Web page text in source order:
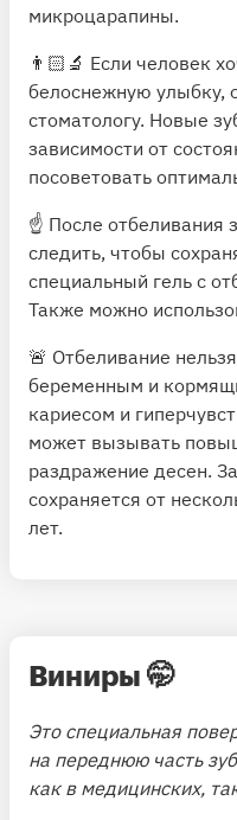
микроцарапины.
👨🏻‍🔬 Если человек
белоснежную улыбку,
стоматологу. Новые
зависимости от
посоветовать
☝️ После отбеливания
следить, чтобы
специальный гель с
Также можно
🚨 Отбеливание
беременным и
кариесом и
может вызывать
раздражение десен.
сохраняется от
лет.
Виниры 🤭
Это специальная
на переднюю часть
как в медицинских,